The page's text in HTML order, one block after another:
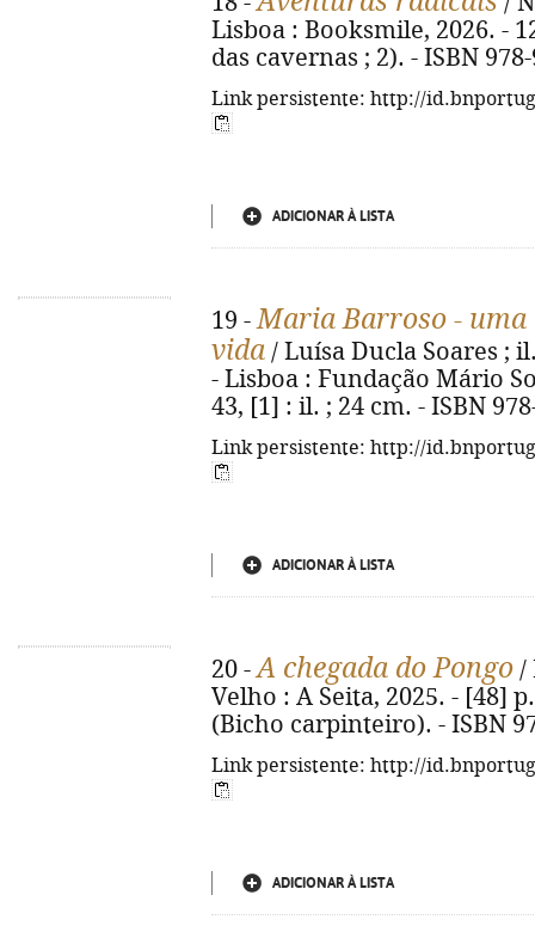
Lisboa : Booksmile, 2026. -
das cavernas ; 2). - ISBN
Link persistente: http://
ADICIONAR À LISTA
19 -Maria Barroso - uma
vida / Luísa Ducla Soares ;
- Lisboa : Fundação Mário
43, [1] : il. ; 24 cm. - ISBN
Link persistente: http://
ADICIONAR À LISTA
20 -A chegada do Pongo /
Velho : A Seita, 2025. - [48]
(Bicho carpinteiro). - ISBN
Link persistente: http://
ADICIONAR À LISTA